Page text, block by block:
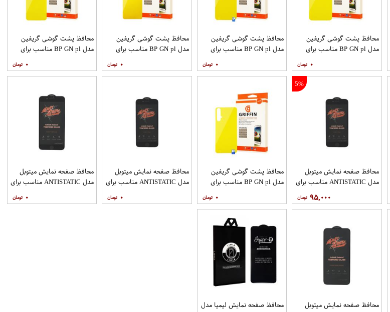
محافظ پشت گوشی گریفین
مدل BP GN pl مناسب برای
9C
۰
محافظ پشت گوشی گریفین
مدل BP GN pl مناسب برای
9T
۰
محافظ پشت گوشی گریفین
مدل BP GN pl مناسب برای
Note 8
۰
محافظ پشت گوشی گریفین
مدل BP GN pl مناسب برای
۰
5%
محافظ صفحه نمایش میتوبل
مدل ANTISTATIC مناسب برای
۹۵,۰۰۰
محافظ پشت گوشی گریفین
مدل BP GN pl مناسب برای
۰
محافظ صفحه نمایش میتوبل
مدل ANTISTATIC مناسب برای
۰
محافظ صفحه نمایش میتوبل
مدل ANTISTATIC مناسب برای
PLUS
۰
محافظ صفحه نمایش میتوبل
محافظ صفحه نمایش لیمیا مدل